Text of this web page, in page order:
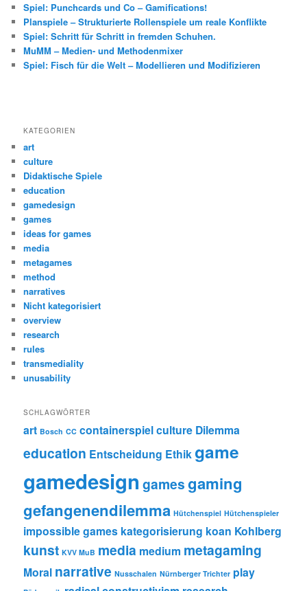
Spiel: Punchcards und Co – Gamifications!
Planspiele – Strukturierte Rollenspiele um reale Konflikte
Spiel: Schritt für Schritt in fremden Schuhen.
MuMM – Medien- und Methodenmixer
Spiel: Fisch für die Welt – Modellieren und Modifizieren
KATEGORIEN
art
culture
Didaktische Spiele
education
gamedesign
games
ideas for games
media
metagames
method
narratives
Nicht kategorisiert
overview
research
rules
transmediality
unusability
SCHLAGWÖRTER
art Bosch CC containerspielculture Dilemma
education Entscheidung Ethikgame
gamedesign gamesgaming
gefangenendilemma Hütchenspiel Hütchenspieler
impossible games kategorisierung koan Kohlberg
kunst KVV MuB media medium metagaming
Moral narrative Nusschalen Nürnberger Trichter play